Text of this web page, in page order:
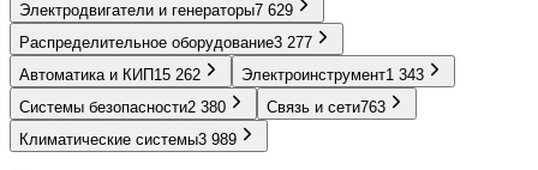
Электродвигатели и генераторы7 629
Распределительное оборудование3 277
Автоматика и КИП 15 262 Электроинструмент1 343
Системы безопасности2 380 Связь и сети763
Климатические системы3 989